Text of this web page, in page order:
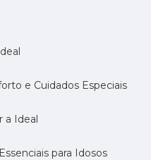
e Cuidados Especiais
a Ideal
para Idosos